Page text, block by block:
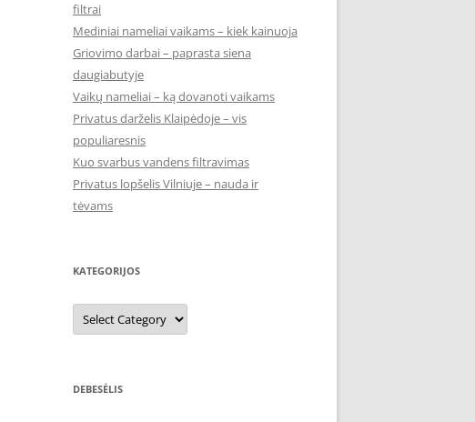
filtrai
Mediniai nameliai vaikams – kiek kainuoja
Griovimo darbai – paprasta siena
daugiabutyje
Vaikų nameliai – ką dovanoti vaikams
Privatus darželis Klaipėdoje – vis
populiaresnis
Kuo svarbus vandens filtravimas
Privatus lopšelis Vilniuje – nauda ir
tėvams
KATEGORIJOS
Kategorijos
DEBESĖLIS